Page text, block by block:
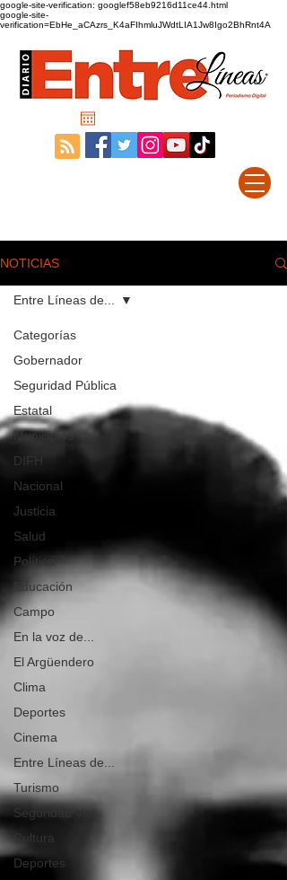
google-site-verification: googlef58eb9216d11ce44.html
google-site-
verification=EbHe_aCAzrs_K4aFIhmluJWdtLIA1Jw8Igo2BhRnt4A
NOTICIAS
Categorías
Gobernador
Seguridad Pública
Estatal
Municipios
DIFH
Nacional
Justicia
Salud
Política
Educación
Campo
En la voz de...
El Argüendero
Clima
Deportes
Cinema
Entre Líneas de...
Turismo
Seguridad Vial
Cultura
Deportes
Entre Líneas de...